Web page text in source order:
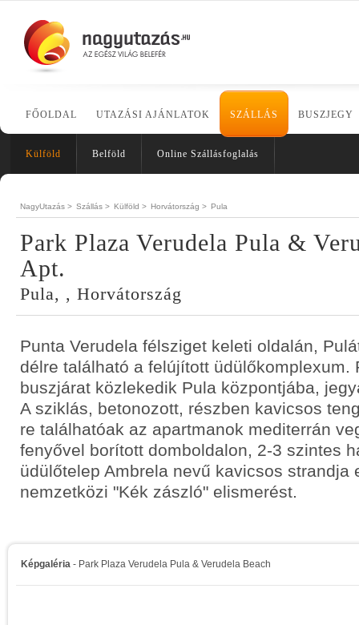
FŐOLDAL UTAZÁSI AJÁNLATOK SZÁLLÁS BUSZJEGY
Külföld Belföld Online Szállásfoglalás
NagyUtazás > Szállás > Külföld > Horvátország > Pula
Park Plaza Verudela Pula &
Apt.
Pula, , Horvátország
Punta Verudela félsziget keleti oldalán,
délre található a felújított üdülőkomplexum.
buszjárat közlekedik Pula központjába,
A sziklás, betonozott, részben kavicsos
re találhatóak az apartmanok mediterrán
fenyővel borított domboldalon, 2-3 szintes
üdülőtelep Ambrela nevű kavicsos strandja
nemzetközi "Kék zászló" elismerést.
Képgaléria - Park Plaza Verudela Pula & Verudela Beach